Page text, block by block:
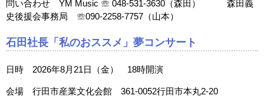
問い合わせ YM Music ☏ 048-531-3630（森田） 森田義
史後援会事務局 ☏090-2258-7757（山本）
石田社長「私のおススメ」夢コンサート
日時 2026年8月21日（金） 18時開演
会場 行田市産業文化会館 361-0052行田市本丸2-20